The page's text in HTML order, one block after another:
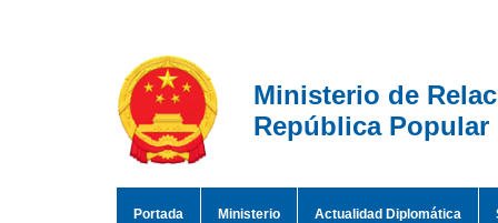
Ministerio de
República Popular
Portada Ministerio Actualidad Diplomática